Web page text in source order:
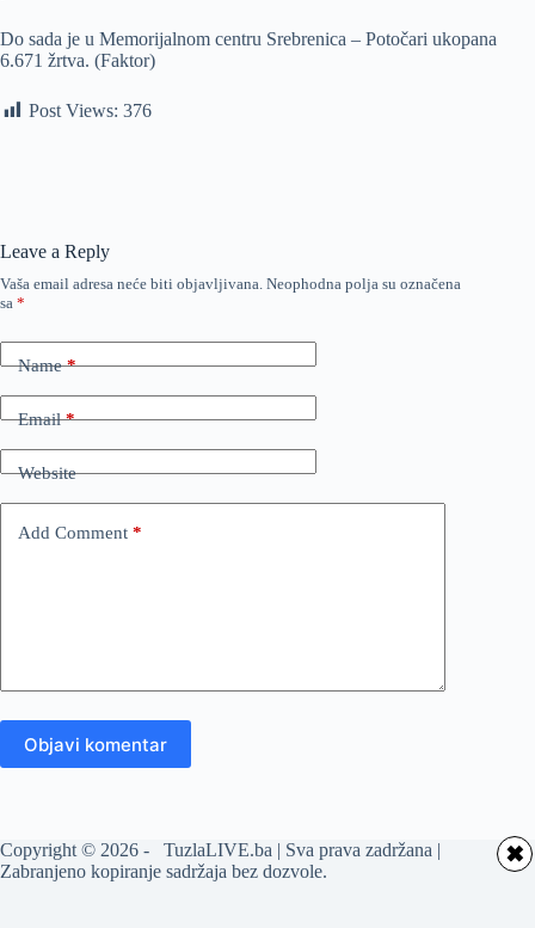
Do sada je u Memorijalnom centru Srebrenica – Potočari ukopana
6.671 žrtva. (Faktor)
Post Views: 376
Leave a Reply
Vaša email adresa neće biti objavljivana. Neophodna polja su označena
sa *
Name*
Email*
Website
Add Comment *
Objavi komentar
Copyright © 2026 - TuzlaLIVE.ba | Sva prava zadržana |
Zabranjeno kopiranje sadržaja bez dozvole.
✖